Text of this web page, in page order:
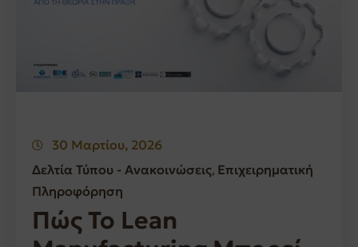
30 Μαρτίου, 2026
Δελτία Τύπου - Ανακοινώσεις‚ Επιχειρηματική
Πληροφόρηση
Πώς Το Lean